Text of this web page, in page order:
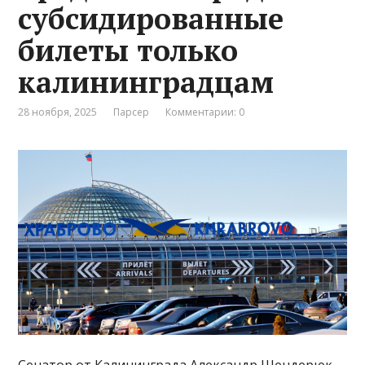
субсидированные
билеты только
калининградцам
28 ноября, 2025 Парсер Комментарии: 0